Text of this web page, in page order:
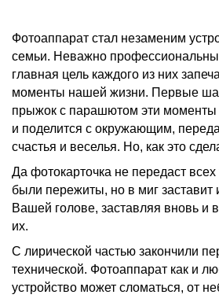
Фотоаппарат стал незаменим
семьи. Неважно
главная цель каждого из них
моменты нашей жизни. Первые
прыжок с парашютом эти моменты
и поделится с окружающим,
счастья и веселья. Но, как это
Да фотокарточка не передаст всех
были пережиты, но в миг заставит
Вашей голове, заставляя вновь и
их.
С лирической частью закончили
технической. Фотоаппарат как и
устройство может сломаться, от